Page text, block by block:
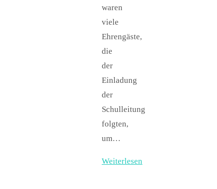
waren
viele
Ehrengäste,
die
der
Einladung
der
Schulleitung
folgten,
um…
Weiterlesen